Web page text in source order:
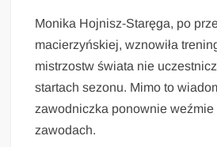
Monika Hojnisz-Staręga, po
macierzyńskiej, wznowiła
mistrzostw świata nie
startach sezonu. Mimo to
zawodniczka ponownie weźmie
zawodach.